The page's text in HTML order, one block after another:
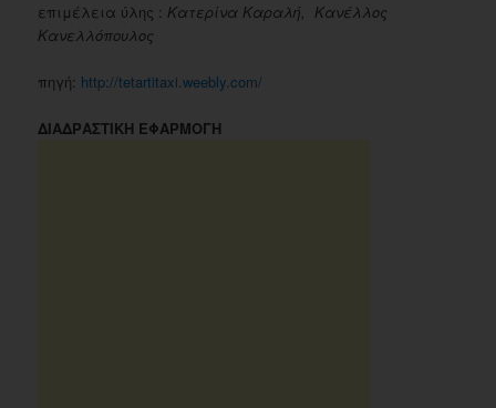
επιμέλεια ύλης : Κατερίνα Καραλή, Κανέλλος
Κανελλόπουλος
πηγή: http://tetartitaxi.weebly.com/
ΔΙΑΔΡΑΣΤΙΚΗ ΕΦΑΡΜΟΓΗ